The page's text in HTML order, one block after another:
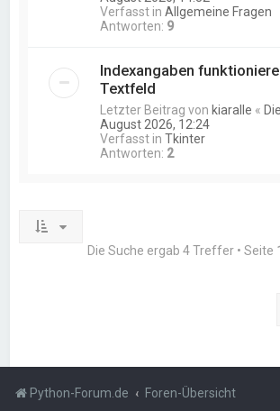
Verfasst inAllgemeine Fragen
Antworten: 9
Indexangaben
Textfeld
Letzter Beitrag von kiaralle «
August 2026, 12:24
Verfasst inTkinter
Antworten: 2
Die Suche ergab 4 Treffer • Seite 1
Python-Forum.de Foren-Übersicht